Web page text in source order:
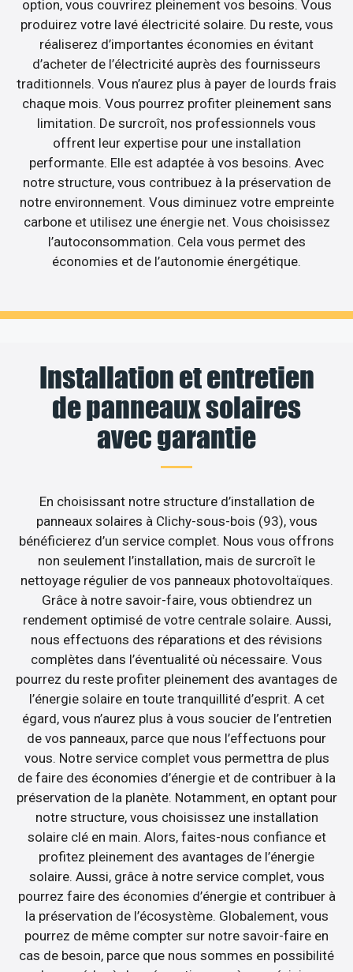
option, vous couvrirez pleinement vos besoins. Vous
produirez votre lavé électricité solaire. Du reste, vous
réaliserez d’importantes économies en évitant
d’acheter de l’électricité auprès des fournisseurs
traditionnels. Vous n’aurez plus à payer de lourds frais
chaque mois. Vous pourrez profiter pleinement sans
limitation. De surcroît, nos professionnels vous
offrent leur expertise pour une installation
performante. Elle est adaptée à vos besoins. Avec
notre structure, vous contribuez à la préservation de
notre environnement. Vous diminuez votre empreinte
carbone et utilisez une énergie net. Vous choisissez
l’autoconsommation. Cela vous permet des
économies et de l’autonomie énergétique.
Installation et entretien
de panneaux solaires
avec garantie
En choisissant notre structure d’installation de
panneaux solaires à Clichy-sous-bois (93), vous
bénéficierez d’un service complet. Nous vous offrons
non seulement l’installation, mais de surcroît le
nettoyage régulier de vos panneaux photovoltaïques.
Grâce à notre savoir-faire, vous obtiendrez un
rendement optimisé de votre centrale solaire. Aussi,
nous effectuons des réparations et des révisions
complètes dans l’éventualité où nécessaire. Vous
pourrez du reste profiter pleinement des avantages de
l’énergie solaire en toute tranquillité d’esprit. A cet
égard, vous n’aurez plus à vous soucier de l’entretien
de vos panneaux, parce que nous l’effectuons pour
vous. Notre service complet vous permettra de plus
de faire des économies d’énergie et de contribuer à la
préservation de la planète. Notamment, en optant pour
notre structure, vous choisissez une installation
solaire clé en main. Alors, faites-nous confiance et
profitez pleinement des avantages de l’énergie
solaire. Aussi, grâce à notre service complet, vous
pourrez faire des économies d’énergie et contribuer à
la préservation de l’écosystème. Globalement, vous
pourrez de même compter sur notre savoir-faire en
cas de besoin, parce que nous sommes en possibilité